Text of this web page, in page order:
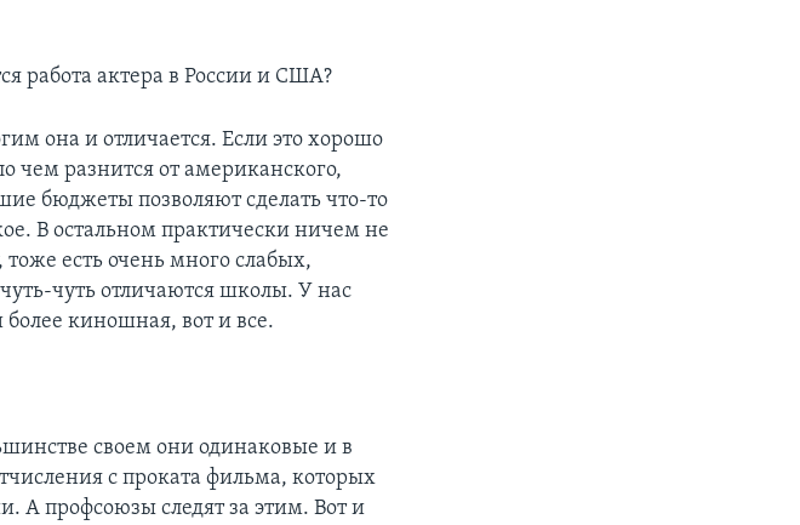
работа актера в России и США?
она и отличается. Если это хорошо
чем разнится от американского,
бюджеты позволяют сделать что-то
В остальном практически ничем не
есть очень много слабых,
чуть отличаются школы. У нас
более киношная, вот и все.
своем они одинаковые и в
с проката фильма, которых
А профсоюзы следят за этим. Вот и